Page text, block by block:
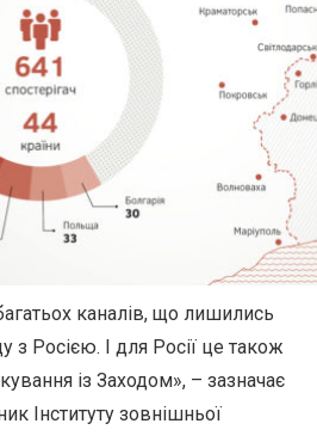
каналів, що лишились
з Росією. І для Росії це також
із Заходом», – зазначає
Інституту зовнішньої